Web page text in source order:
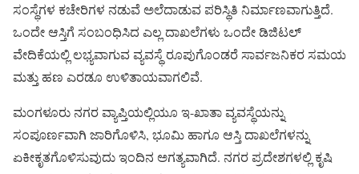
ಸಂಸ್ಥೆಗಳ ಕಚೇರಿಗಳ ನಡುವೆ ಅಲೆದಾಡುವ ಪರಿಸ್ಥಿತಿ ನಿರ್ಮಾಣವಾಗುತ್ತಿದೆ.
ಒಂದೇ ಆಸ್ತಿಗೆ ಸಂಬಂಧಿಸಿದ ಎಲ್ಲ ದಾಖಲೆಗಳು ಒಂದೇ ಡಿಜಿಟಲ್
ವೇದಿಕೆಯಲ್ಲಿ ಲಭ್ಯವಾಗುವ ವ್ಯವಸ್ಥೆ ರೂಪುಗೊಂಡರೆ ಸಾರ್ವಜನಿಕರ ಸಮಯ
ಮತ್ತು ಹಣ ಎರಡೂ ಉಳಿತಾಯವಾಗಲಿವೆ.
ಮಂಗಳೂರು ನಗರ ವ್ಯಾಪ್ತಿಯಲ್ಲಿಯೂ ಇ-ಖಾತಾ ವ್ಯವಸ್ಥೆಯನ್ನು
ಸಂಪೂರ್ಣವಾಗಿ ಜಾರಿಗೊಳಿಸಿ, ಭೂಮಿ ಹಾಗೂ ಆಸ್ತಿ ದಾಖಲೆಗಳನ್ನು
ಏಕೀಕೃತಗೊಳಿಸುವುದು ಇಂದಿನ ಅಗತ್ಯವಾಗಿದೆ. ನಗರ ಪ್ರದೇಶಗಳಲ್ಲಿ ಕೃಷಿ